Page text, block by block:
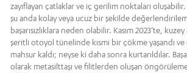
zayıflayan çatlaklar ve iç gerilim noktaları
şu anda kolay veya ucuz bir şekilde
başarısızlıklara neden olabilir. Kasım 2023’te,
şeritli otoyol tünelinde kısmi bir çökme yaşandı ve
mahsur kaldı; neyse ki daha sonra kurtarıldılar.
olarak metasilttaşı ve filitlerden oluşan